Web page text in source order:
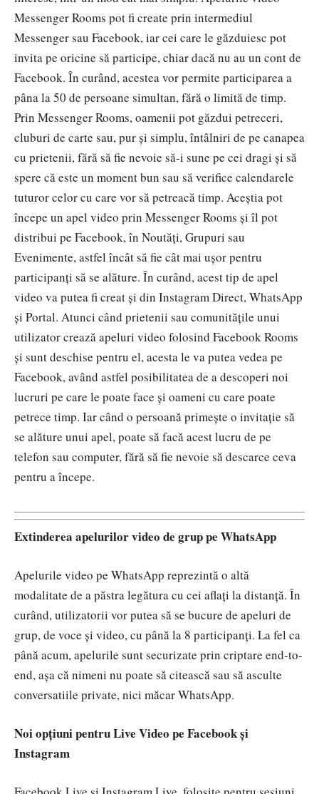
Messenger Rooms pot fi create prin intermediul
Messenger sau Facebook, iar cei care le găzduiesc pot
invita pe oricine să participe, chiar dacă nu au un cont de
Facebook. În curând, acestea vor permite participarea a
pâna la 50 de persoane simultan, fără o limită de timp.
Prin Messenger Rooms, oamenii pot găzdui petreceri,
cluburi de carte sau, pur și simplu, întâlniri de pe canapea
cu prietenii, fără să fie nevoie să-i sune pe cei dragi și să
spere că este un moment bun sau să verifice calendarele
tuturor celor cu care vor să petreacă timp. Aceștia pot
începe un apel video prin Messenger Rooms și îl pot
distribui pe Facebook, în Noutăți, Grupuri sau
Evenimente, astfel încât să fie cât mai ușor pentru
participanți să se alăture. În curând, acest tip de apel
video va putea fi creat și din Instagram Direct, WhatsApp
și Portal. Atunci când prietenii sau comunitățile unui
utilizator crează apeluri video folosind Facebook Rooms
și sunt deschise pentru el, acesta le va putea vedea pe
Facebook, având astfel posibilitatea de a descoperi noi
lucruri pe care le poate face și oameni cu care poate
petrece timp. Iar când o persoană primește o invitație să
se alăture unui apel, poate să facă acest lucru de pe
telefon sau computer, fără să fie nevoie să descarce ceva
pentru a începe.
Extinderea apelurilor video de grup pe WhatsApp
Apelurile video pe WhatsApp reprezintă o altă
modalitate de a păstra legătura cu cei aflați la distanță. În
curând, utilizatorii vor putea să se bucure de apeluri de
grup, de voce și video, cu până la 8 participanți. La fel ca
până acum, apelurile sunt securizate prin criptare end-to-
end, așa că nimeni nu poate să citească sau să asculte
conversatiile private, nici măcar WhatsApp.
Noi opțiuni pentru Live Video pe Facebook și
Instagram